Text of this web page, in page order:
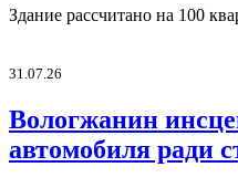
Здание рассчитано на 100
31.07.26
Вологжанин
автомобиля ради